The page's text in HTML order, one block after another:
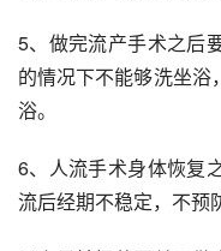
5、做完流产手术之后
的情况下不能够洗坐浴
浴。
6、人流手术身体恢复
流后经期不稳定，不预